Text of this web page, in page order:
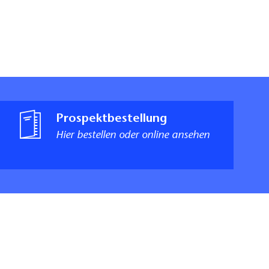
Prospektbestellung
Hier bestellen oder online ansehen